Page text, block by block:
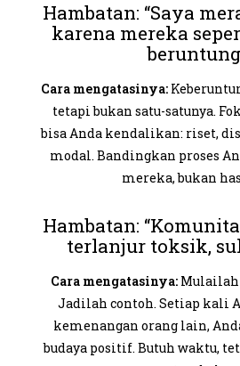
Hambatan: “Saya
karena mereka
Cara mengatasinya:
tetapi bukan satu-satunya.
bisa Anda kendalikan: riset,
modal. Bandingkan proses
mereka, bukan
Hambatan:
terlanjur toksik,
Cara mengatasinya:
Jadilah contoh. Setiap kali
kemenangan orang lain,
budaya positif. Butuh waktu,